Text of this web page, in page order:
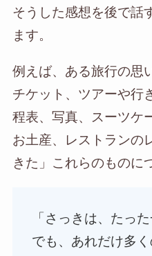
そうした感想を後で話
ます。
例えば、ある旅行の思
チケット、ツアーや行
程表、写真、スーツケ
お土産、レストランの
きた」これらのものに
「さっきは、たっ
でも、あれだけ多